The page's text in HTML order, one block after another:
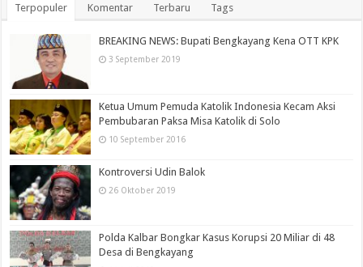
Terpopuler Komentar Terbaru Tags
BREAKING NEWS: Bupati Bengkayang Kena OTT KPK
3 September 2019
Ketua Umum Pemuda Katolik Indonesia Kecam Aksi
Pembubaran Paksa Misa Katolik di Solo
10 September 2016
Kontroversi Udin Balok
26 Oktober 2019
Polda Kalbar Bongkar Kasus Korupsi 20 Miliar di 48
Desa di Bengkayang